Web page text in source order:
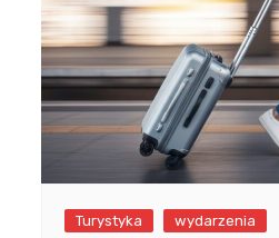
Turystyka wydarzenia